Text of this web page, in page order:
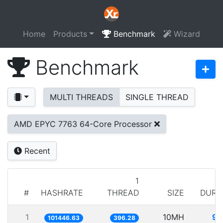
Home Products Benchmark Wizard
Benchmark
MULTI THREADS SINGLE THREAD
AMD EPYC 7763 64-Core Processor
Recent
# HASHRATE
1
THREAD
SIZE
1 101446.63 396.28 10MH